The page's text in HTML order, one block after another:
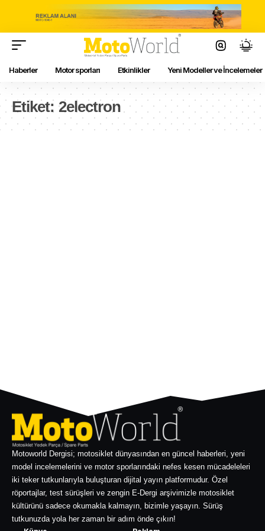
Haberler Motor sporları Etkinlikler Yeni Modeller ve İncelemeler
Etiket: 2electron
Motoworld Dergisi; motosiklet dünyasından en güncel haberleri, yeni
model incelemelerini ve motor sporlarındaki nefes kesen mücadeleleri
iki teker tutkunlarıyla buluşturan dijital yayın platformudur. Özel
röportajlar, test sürüşleri ve zengin E-Dergi arşivimizle motosiklet
kültürünü sadece okumakla kalmayın, bizimle yaşayın. Sürüş
tutkunuzda yola her zaman bir adım önde çıkın!